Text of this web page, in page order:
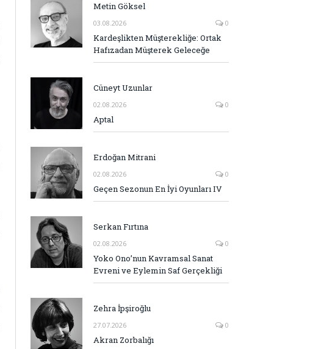
Metin Göksel
03.08.2026 0
Kardeşlikten Müşterekliğe: Ortak
Hafızadan Müşterek Geleceğe
Cüneyt Uzunlar
02.08.2026 0
Aptal
Erdoğan Mitrani
02.08.2026 0
Geçen Sezonun En İyi Oyunları IV
Serkan Fırtına
02.08.2026 0
Yoko Ono’nun Kavramsal Sanat
Evreni ve Eylemin Saf Gerçekliği
Zehra İpşiroğlu
27.07.2026 0
Akran Zorbalığı